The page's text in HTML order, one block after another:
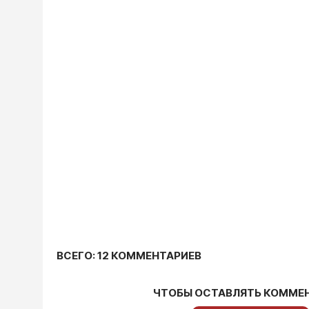
ВСЕГО: 12 КОММЕНТАРИЕВ
ЧТОБЫ ОСТАВЛЯТЬ